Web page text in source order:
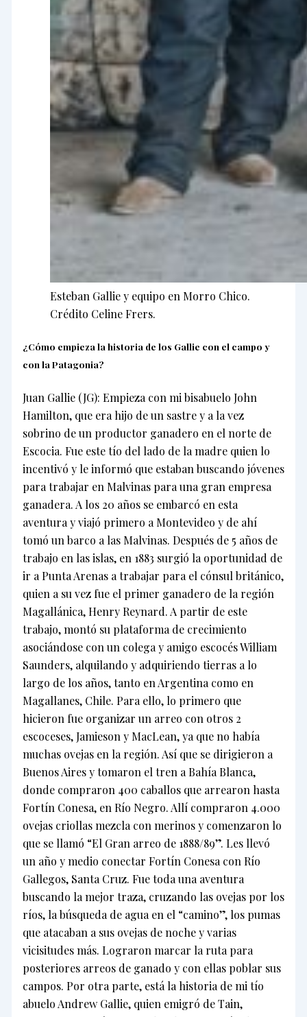
Esteban Gallie y equipo en Morro Chico.
Crédito Celine Frers.
¿Cómo empieza la historia de los Gallie con el campo y
con la Patagonia?
Juan Gallie (JG): Empieza con mi bisabuelo John
Hamilton, que era hijo de un sastre y a la vez
sobrino de un productor ganadero en el norte de
Escocia. Fue este tío del lado de la madre quien lo
incentivó y le informó que estaban buscando jóvenes
para trabajar en Malvinas para una gran empresa
ganadera. A los 20 años se embarcó en esta
aventura y viajó primero a Montevideo y de ahí
tomó un barco a las Malvinas. Después de 5 años de
trabajo en las islas, en 1883 surgió la oportunidad de
ir a Punta Arenas a trabajar para el cónsul británico,
quien a su vez fue el primer ganadero de la región
Magallánica, Henry Reynard. A partir de este
trabajo, montó su plataforma de crecimiento
asociándose con un colega y amigo escocés William
Saunders, alquilando y adquiriendo tierras a lo
largo de los años, tanto en Argentina como en
Magallanes, Chile. Para ello, lo primero que
hicieron fue organizar un arreo con otros 2
escoceses, Jamieson y MacLean, ya que no había
muchas ovejas en la región. Así que se dirigieron a
Buenos Aires y tomaron el tren a Bahía Blanca,
donde compraron 400 caballos que arrearon hasta
Fortín Conesa, en Río Negro. Allí compraron 4.000
ovejas criollas mezcla con merinos y comenzaron lo
que se llamó “El Gran arreo de 1888/89”. Les llevó
un año y medio conectar Fortín Conesa con Río
Gallegos, Santa Cruz. Fue toda una aventura
buscando la mejor traza, cruzando las ovejas por los
ríos, la búsqueda de agua en el “camino”, los pumas
que atacaban a sus ovejas de noche y varias
vicisitudes más. Lograron marcar la ruta para
posteriores arreos de ganado y con ellas poblar sus
campos. Por otra parte, está la historia de mi tío
abuelo Andrew Gallie, quien emigró de Tain,